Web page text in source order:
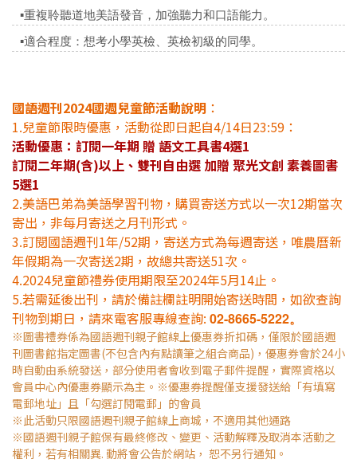
▪️重複聆聽道地美語發音，加強聽力和口語能力。
▪️適合程度：想考小學英檢、英檢初級的同學。
國語週刊2024國週兒童節活動說明 ：
1.兒童節限時優惠，活動從即日起自4/14日23:59：
活動優惠：訂閱一年期 贈 語文工具書4選1
訂閱二年期(含)以上、雙刊自由選 加贈 聚光文創 素養圖書
5選1
2.美語巴弟為美語學習刊物，購買寄送方式以一次12期當次
寄出，非每月寄送之月刊形式。
3.訂閱國語週刊1年/52期，寄送方式為每週寄送，唯農曆新
年假期為一次寄送2期，故總共寄送51次。
4.2024兒童節禮券使用期限至2024年5月14止。
5.若需延後出刊，請於備註欄註明開始寄送時間，如欲查詢
刊物到期日，請來電客服專線查詢: 02-8665-5222。
※圖書禮券係為國語週刊親子館線上優惠券折扣碼，僅限於國語週
刊圖書館指定圖書(不包含內有點讀筆之組合商品)，優惠券會於24小
時自動由系統發送，部分使用者會收到電子郵件提醒，實際資格以
會員中心內優惠券顯示為主。※優惠券提醒僅支援發送給「有填寫
電郵地址」且「勾選訂閱電郵」的會員
※此活動只限國語週刊親子館線上商城，不適用其他通路
※國語週刊親子館保有最終修改、變更、活動解釋及取消本活動之
權利，若有相關異. 動將會公告於網站， 恕不另行通知。